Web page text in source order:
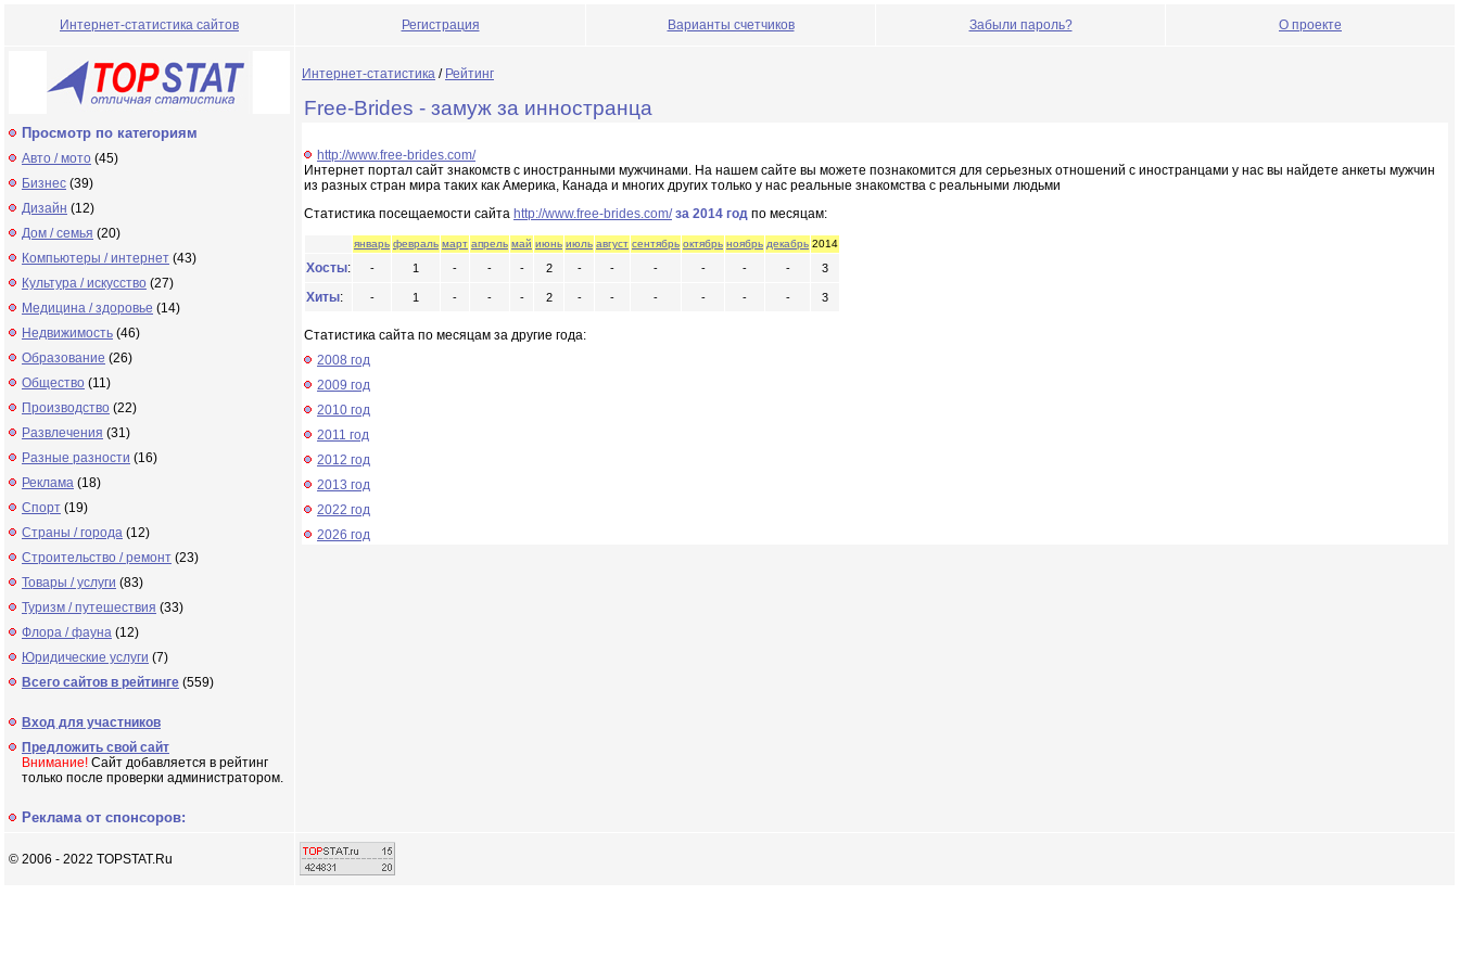
Интернет-статистика сайтов Регистрация Варианты счетчиков Забыли пароль? О проекте
Просмотр по категориям
Авто / мото (45)
Бизнес (39)
Дизайн (12)
Дом / семья (20)
Компьютеры / интернет (43)
Культура / искусство (27)
Медицина / здоровье (14)
Недвижимость (46)
Образование (26)
Общество (11)
Производство (22)
Развлечения (31)
Разные разности (16)
Реклама (18)
Спорт (19)
Страны / города (12)
Строительство / ремонт (23)
Товары / услуги (83)
Туризм / путешествия (33)
Флора / фауна (12)
Юридические услуги (7)
Всего сайтов в рейтинге (559)
Вход для участников
Предложить свой сайт
Внимание! Сайт добавляется в рейтинг
только после проверки администратором.
Реклама от спонсоров:
Интернет-статистика / Рейтинг
Free-Brides - замуж за инностранца
http://www.free-brides.com/
Интернет портал сайт знакомств с иностранными мужчинами. На нашем сайте вы можете познакомится для серьезных отношений с иностранцами у нас вы найдете анкеты мужчин
из разных стран мира таких как Aмерика, Канада и многих других только у нас реальные знакомства с реальными людьми
Статистика посещаемости сайта http://www.free-brides.com/ за 2014 год по месяцам:
январь февраль март апрель май июнь июль август сентябрь октябрь ноябрь декабрь 2014
Хосты: - 1 - - - 2 - - - - - - 3
Хиты: - 1 - - - 2 - - - - - - 3
Статистика сайта по месяцам за другие года:
2008 год
2009 год
2010 год
2011 год
2012 год
2013 год
2022 год
2026 год
© 2006 - 2022 TOPSTAT.Ru